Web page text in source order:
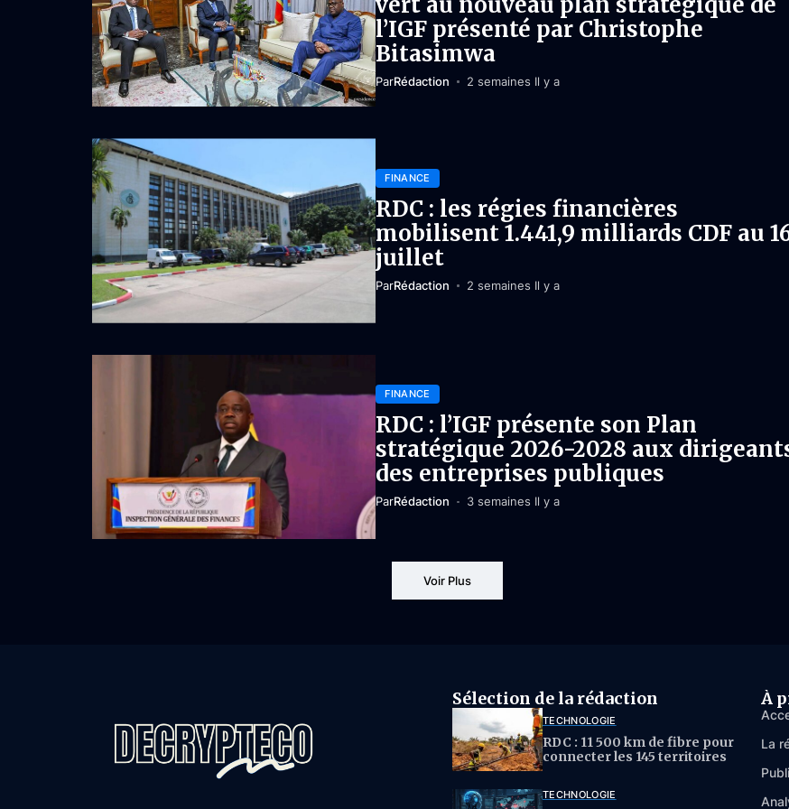
l’IGF présenté par Christophe
Bitasimwa
ParRédaction 2 semaines Il y a
FINANCE
RDC : les régies financières
mobilisent 1.441,9 milliards CDF au
juillet
ParRédaction 2 semaines Il y a
FINANCE
RDC : l’IGF présente son Plan
stratégique 2026-2028 aux
des entreprises publiques
ParRédaction 3 semaines Il y a
Voir Plus
Sélection de la rédaction
TECHNOLOGIE
RDC : 11 500 km de fibre pour
connecter les 145 territoires
TECHNOLOGIE
À
La